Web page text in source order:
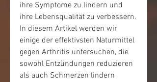
ihre Symptome zu lindern und
ihre Lebensqualität zu verbessern.
In diesem Artikel werden wir
einige der effektivsten Naturmittel
gegen Arthritis untersuchen, die
sowohl Entzündungen reduzieren
als auch Schmerzen lindern